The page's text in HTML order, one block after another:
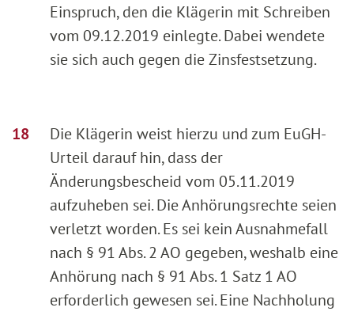
Einspruch, den die Klägerin mit Schreiben
vom 09.12.2019 einlegte. Dabei wendete
sie sich auch gegen die Zinsfestsetzung.
Die Klägerin weist hierzu und zum EuGH-
Urteil darauf hin, dass der
Änderungsbescheid vom 05.11.2019
aufzuheben sei. Die Anhörungsrechte seien
verletzt worden. Es sei kein Ausnahmefall
nach § 91 Abs. 2 AO gegeben, weshalb eine
Anhörung nach § 91 Abs. 1 Satz 1 AO
erforderlich gewesen sei. Eine Nachholung